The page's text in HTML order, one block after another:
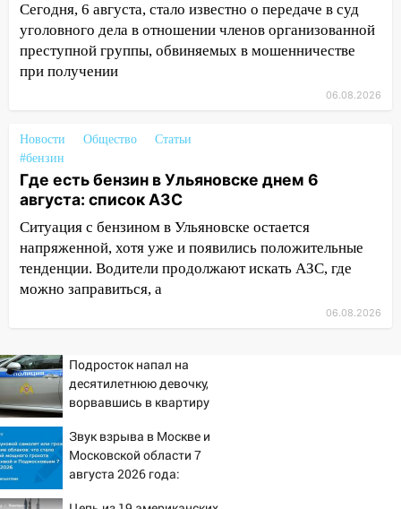
11:38 В Госдуме предложили отменить
ЕГЭ с 2027 года
11:25 В Ульяновске ИИ будет выявлять
11:20
Ульяновская шахматистка
Валерия Клейменова выиграла два
золота в составе сборной мира
11:16
доску декабристу Кондратию Рылееву
10:40 В Ульяновске спасатели ночью
нашли потерявшегося в заброшенных
временно отключили холодную воду
10:14
В Ульяновске двоих участников
коррупционной схемы при ЦГКБ
отправили в колонию на 7 и 8 лет
09:52
Ночью беспилотники сбили над
соседними Татарстаном и Саратовской
областью
Сегодня, 6 августа, стало известно о передаче в суд
уголовного дела в отношении членов организованной
преступной группы, обвиняемых в мошенничестве
при получении
06.08.2026
Новости Общество
Статьи
#бензин
Где есть бензин в Ульяновске днем 6
августа: список АЗС
Ситуация с бензином в Ульяновске остается
напряженной, хотя уже и появились положительные
тенденции. Водители продолжают искать АЗС, где
можно заправиться, а
06.08.2026
Подросток напал на
десятилетнюю девочку,
ворвавшись в квартиру
Звук взрыва в Москве и
Московской области 7
августа 2026 года: